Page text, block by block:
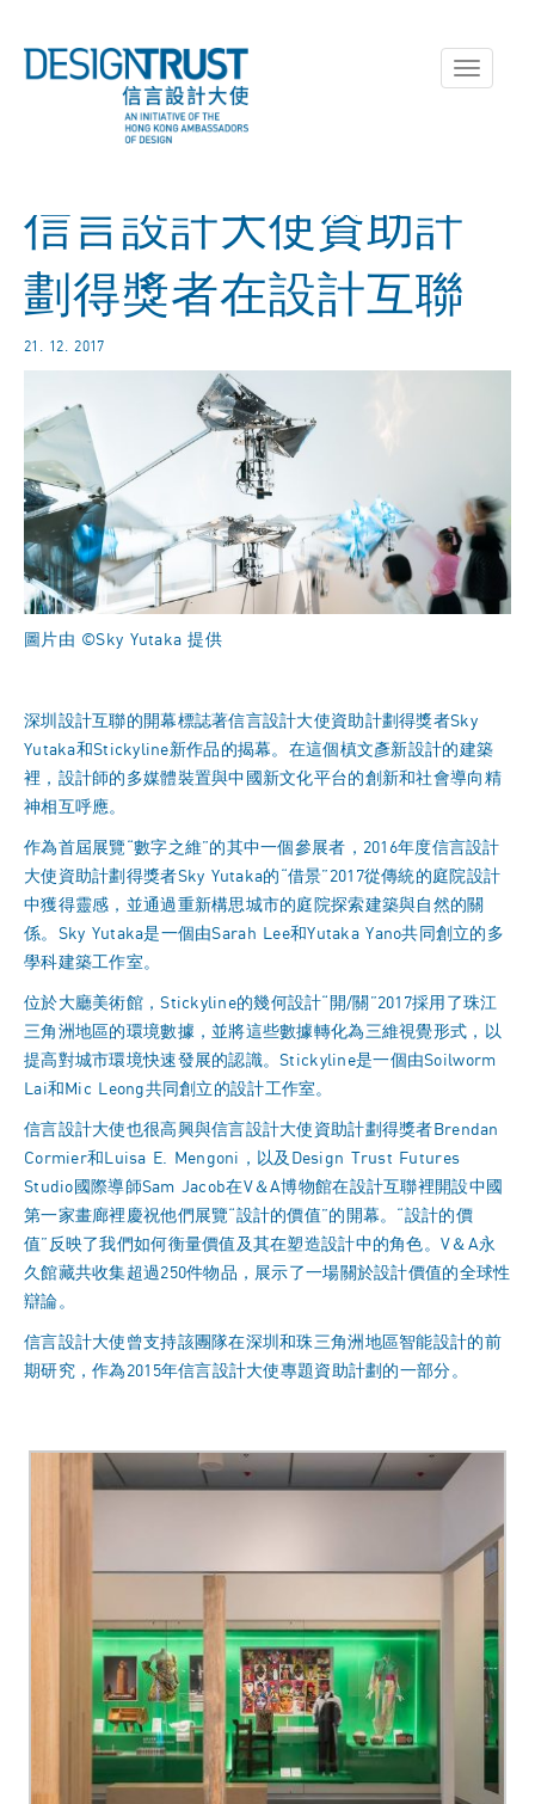
Toggle
信言設計大使資助計
劃得獎者在設計互聯
21. 12. 2017
圖片由 ©Sky Yutaka 提供
深圳設計互聯的開幕標誌著信言設計大使資助計劃得獎者Sky
Yutaka和Stickyline新作品的揭幕。在這個槙文彥新設計的建築
裡，設計師的多媒體裝置與中國新文化平台的創新和社會導向精
神相互呼應。
作為首屆展覽“數字之維”的其中一個參展者，2016年度信言設計
大使資助計劃得獎者Sky Yutaka的“借景”2017從傳統的庭院設計
中獲得靈感，並通過重新構思城市的庭院探索建築與自然的關
係。Sky Yutaka是一個由Sarah Lee和Yutaka Yano共同創立的多
學科建築工作室。
位於大廳美術館，Stickyline的幾何設計“開/關”2017採用了珠江
三角洲地區的環境數據，並將這些數據轉化為三維視覺形式，以
提高對城市環境快速發展的認識。Stickyline是一個由Soilworm
Lai和Mic Leong共同創立的設計工作室。
信言設計大使也很高興與信言設計大使資助計劃得獎者Brendan
Cormier和Luisa E. Mengoni，以及Design Trust Futures
Studio國際導師Sam Jacob在V＆A博物館在設計互聯裡開設中國
第一家畫廊裡慶祝他們展覽“設計的價值”的開幕。“設計的價
值”反映了我們如何衡量價值及其在塑造設計中的角色。V＆A永
久館藏共收集超過250件物品，展示了一場關於設計價值的全球性
辯論。
信言設計大使曾支持該團隊在深圳和珠三角洲地區智能設計的前
期研究，作為2015年信言設計大使專題資助計劃的一部分。